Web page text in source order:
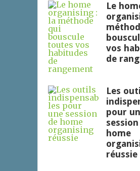
Le
vos
de
Les
pour
home
réussie